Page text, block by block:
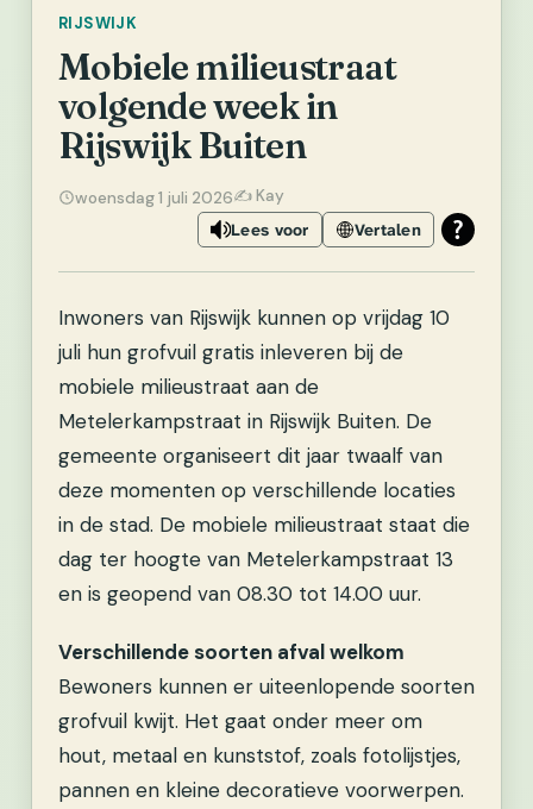
RIJSWIJK
Mobiele milieustraat
volgende week in
Rijswijk Buiten
woensdag 1 juli 2026✍️ Kay
Lees voor Vertalen
Inwoners van Rijswijk kunnen op vrijdag 10
juli hun grofvuil gratis inleveren bij de
mobiele milieustraat aan de
Metelerkampstraat in Rijswijk Buiten. De
gemeente organiseert dit jaar twaalf van
deze momenten op verschillende locaties
in de stad. De mobiele milieustraat staat die
dag ter hoogte van Metelerkampstraat 13
en is geopend van 08.30 tot 14.00 uur.
Verschillende soorten afval welkom
Bewoners kunnen er uiteenlopende soorten
grofvuil kwijt. Het gaat onder meer om
hout, metaal en kunststof, zoals fotolijstjes,
pannen en kleine decoratieve voorwerpen.